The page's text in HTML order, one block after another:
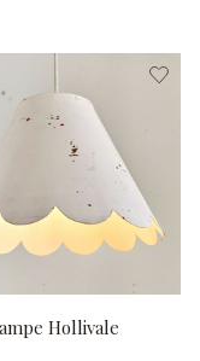
Hollivale